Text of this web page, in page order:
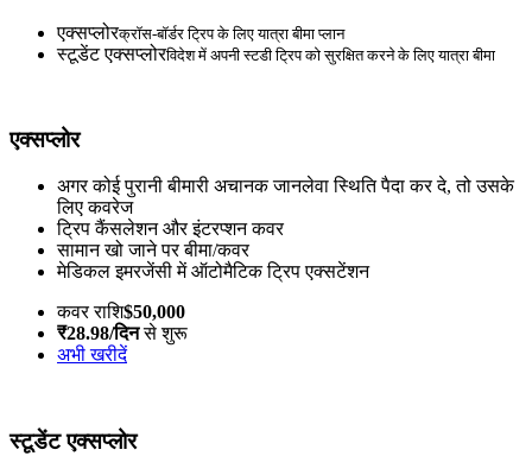
एक्सप्लोरक्रॉस-बॉर्डर ट्रिप के लिए यात्रा बीमा प्लान
स्टूडेंट एक्सप्लोरविदेश में अपनी स्टडी ट्रिप को सुरक्षित करने के लिए यात्रा बीमा
एक्सप्लोर
अगर कोई पुरानी बीमारी अचानक जानलेवा स्थिति पैदा कर दे, तो उसके
लिए कवरेज
ट्रिप कैंसलेशन और इंटरप्शन कवर
सामान खो जाने पर बीमा/कवर
मेडिकल इमरजेंसी में ऑटोमैटिक ट्रिप एक्सटेंशन
कवर राशि$50,000
₹28.98/दिनसे शुरू
अभी खरीदें
स्टूडेंट एक्सप्लोर